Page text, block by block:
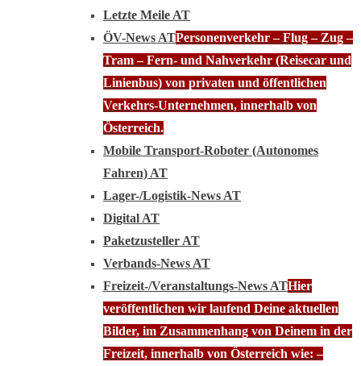
Letzte Meile AT
ÖV-News ATPersonenverkehr – Flug – Zug –
Tram – Fern- und Nahverkehr (Reisecar und
Linienbus) von privaten und öffentlichen
Verkehrs-Unternehmen, innerhalb von
Österreich.
Mobile Transport-Roboter (Autonomes
Fahren) AT
Lager-/Logistik-News AT
Digital AT
Paketzusteller AT
Verbands-News AT
Freizeit-/Veranstaltungs-News ATHier
veröffentlichen wir laufend Deine aktuellen
Bilder, im Zusammenhang von Deinem in der
Freizeit, innerhalb von Österreich wie: –